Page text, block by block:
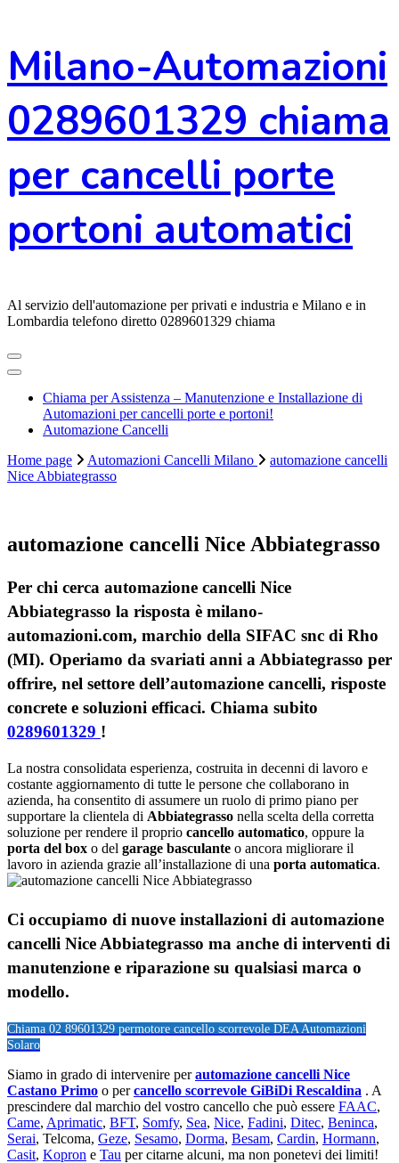
al
contenuto
Milano-Automazioni
0289601329 chiama
per cancelli porte
portoni automatici
Al servizio dell'automazione per privati e industria e Milano e in
Lombardia telefono diretto 0289601329 chiama
Chiama per Assistenza – Manutenzione e Installazione di
Automazioni per cancelli porte e portoni!
Automazione Cancelli
Home page
Automazioni Cancelli Milano
automazione cancelli
Nice Abbiategrasso
automazione cancelli Nice Abbiategrasso
Per chi cerca automazione cancelli Nice
Abbiategrasso la risposta è milano-
automazioni.com, marchio della SIFAC snc di Rho
(MI). Operiamo da svariati anni a Abbiategrasso per
offrire, nel settore dell’automazione cancelli, risposte
concrete e soluzioni efficaci. Chiama subito
0289601329 !
La nostra consolidata esperienza, costruita in decenni di lavoro e
costante aggiornamento di tutte le persone che collaborano in
azienda, ha consentito di assumere un ruolo di primo piano per
supportare la clientela di Abbiategrasso nella scelta della corretta
soluzione per rendere il proprio cancello automatico, oppure la
porta del box o del garage basculante o ancora migliorare il
lavoro in azienda grazie all’installazione di una porta automatica.
Ci occupiamo di nuove installazioni di automazione
cancelli Nice Abbiategrasso ma anche di interventi di
manutenzione e riparazione su qualsiasi marca o
modello.
Chiama 02 89601329 permotore cancello scorrevole DEA Automazioni
Solaro
Siamo in grado di intervenire perautomazione cancelli Nice
Castano Primo o percancello scorrevole GiBiDi Rescaldina . A
prescindere dal marchio del vostro cancello che può essere FAAC,
Came, Aprimatic, BFT, Somfy, Sea, Nice, Fadini, Ditec, Beninca,
Serai, Telcoma, Geze, Sesamo, Dorma, Besam, Cardin, Hormann,
Casit, Kopron e Tau per citarne alcuni, ma non ponetevi dei limiti!